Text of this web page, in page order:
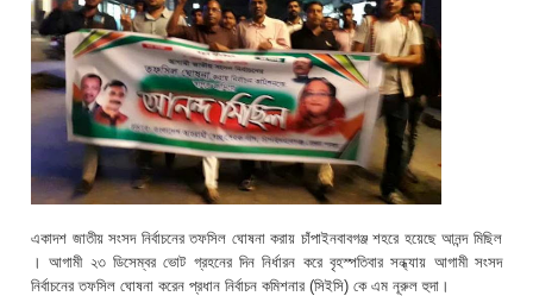
একাদশ জাতীয় সংসদ নির্বাচনের তফসিল ঘোষনা করায় চাঁপাইনবাবগঞ্জ শহরে হয়েছে আনন্দ মিছিল
। আগামী ২৩ ডিসেম্বর ভোট গ্রহনের দিন নির্ধারন করে বৃহস্পতিবার সন্ধ্যায় আগামী সংসদ
নির্বাচনের তফসিল ঘোষনা করেন প্রধান নির্বাচন কমিশনার (সিইসি) কে এম নূরুল হুদা।